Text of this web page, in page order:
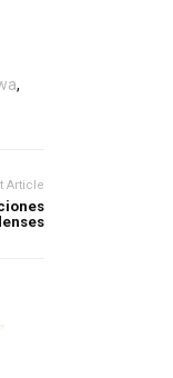
,
Article